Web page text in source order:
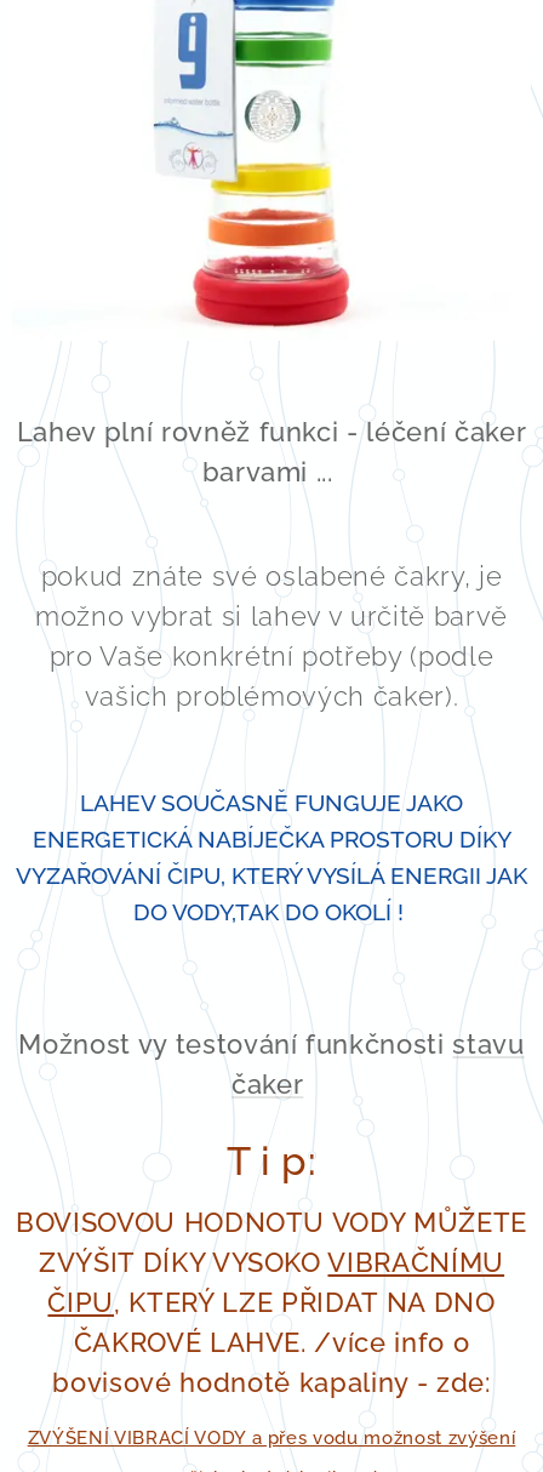
Lahev plní rovněž funkci - léčení čaker
barvami ...
pokud znáte své oslabené čakry, je
možno vybrat si lahev v určitě barvě
pro Vaše konkrétní potřeby (podle
vašich problémových čaker).
LAHEV SOUČASNĚ FUNGUJE JAKO
ENERGETICKÁ NABÍJEČKA PROSTORU DÍKY
VYZAŘOVÁNÍ ČIPU, KTERÝ VYSÍLÁ ENERGII JAK
DO VODY,TAK DO OKOLÍ !
Možnost vy testování funkčnosti stavu
čaker
T i p:
BOVISOVOU HODNOTU VODY MŮŽETE
ZVÝŠIT DÍKY VYSOKOVIBRAČNÍMU
ČIPU, KTERÝ LZE PŘIDAT NA DNO
ČAKROVÉ LAHVE. /více info o
bovisové hodnotě kapaliny - zde:
ZVÝŠENÍ VIBRACÍ VODY a přes vodu možnost zvýšení